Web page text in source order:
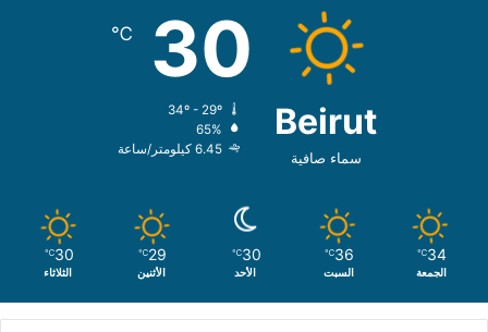
Beirut
سماء صافية
30
℃
65%
6.45 كيلومتر/ساعة
34
℃
الجمعة
36
℃
السبت
30
℃
الأحد
29
℃
الأثنين
30
℃
الثلاثاء